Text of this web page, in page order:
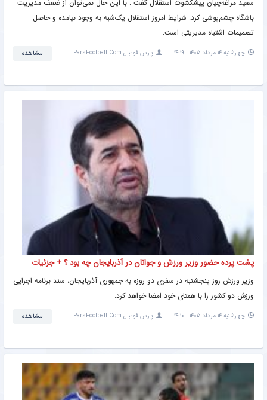
سعید مراغه‌چیان پیشکشوت استقلال گفت : با این حال نمی‌توان از ضعف مدیریت
باشگاه چشم‌پوشی کرد. شرایط امروز استقلال یک‌شبه به وجود نیامده و حاصل
تصمیمات اشتباه مدیریتی است.
چهارشنبه ۱۴ مرداد ۱۴۰۵ | ۱۴:۱۹ پارس فوتبال ParsFootball.Com مشاهده
پشت پرده حضور وزیر ورزش و جوانان در آذربایجان چه بود ؟ + جزئیات
وزیر ورزش روز پنجشنبه در سفری دو روزه به جمهوری آذربایجان، سند برنامه اجرایی
ورزش دو کشور را با همتای خود امضا خواهد کرد.
چهارشنبه ۱۴ مرداد ۱۴۰۵ | ۱۴:۱۰ پارس فوتبال ParsFootball.Com مشاهده